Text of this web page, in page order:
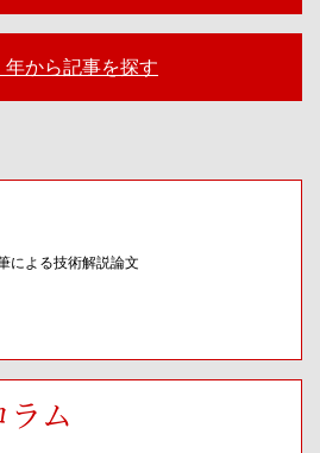
年から記事を探す
による技術解説論文
ム